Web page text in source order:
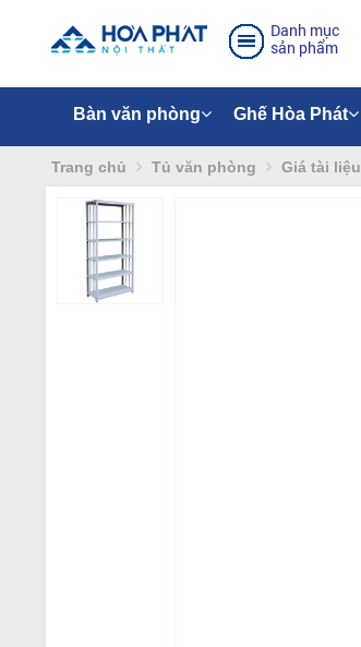
Danh mục
sản phẩm
Bàn văn phòng Ghế Hòa Phát
Trang chủ Tủ văn phòng Giá tài liệu